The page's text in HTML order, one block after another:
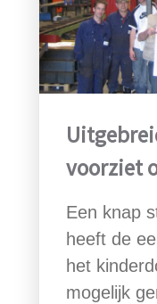
voorziet
Een knap
heeft de
het
mogelijk